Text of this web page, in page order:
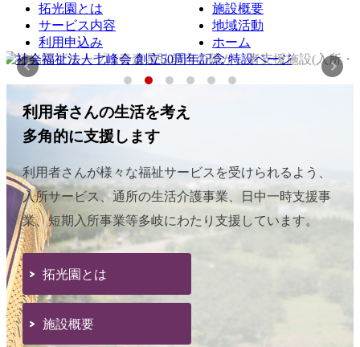
拓光園とは
施設概要
サービス内容
地域活動
利用申込み
ホーム
利用者さんの生活を考え
多角的に支援します
利用者さんが様々な福祉サービスを受けられるよう、
入所サービス、通所の生活介護事業、日中一時支援事
業、短期入所事業等多岐にわたり支援しています。
拓光園とは
施設概要